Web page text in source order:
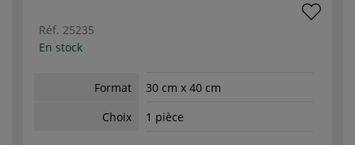
Réf. 25235
En stock
Format
30 cm x 40 cm
Choix
1 pièce